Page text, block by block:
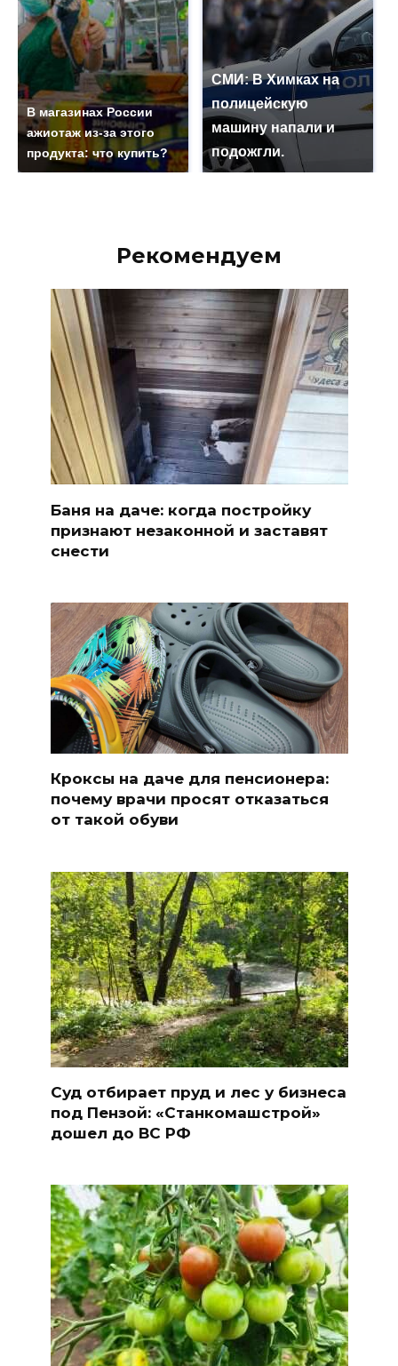
В магазинах России
ажиотаж из-за этого
продукта: что купить?
СМИ: В Химках на
полицейскую
машину напали и
подожгли.
Рекомендуем
Баня на даче: когда постройку
признают незаконной и заставят
снести
Кроксы на даче для пенсионера:
почему врачи просят отказаться
от такой обуви
Суд отбирает пруд и лес у бизнеса
под Пензой: «Станкомашстрой»
дошел до ВС РФ